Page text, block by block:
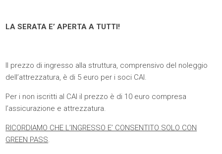
LA SERATA E’ APERTA A TUTTI!
Il prezzo di ingresso alla struttura, comprensivo del noleggio
dell’attrezzatura, è di 5 euro per i soci CAI.
Per i non iscritti al CAI il prezzo è di 10 euro compresa
l’assicurazione e attrezzatura.
RICORDIAMO CHE L’INGRESSO E’ CONSENTITO SOLO CON
GREEN PASS.